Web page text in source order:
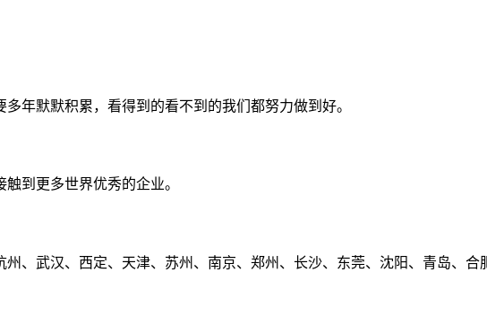
年默默积累，看得到的看不到的我们都努力做到好。
到更多世界优秀的企业。
、武汉、西定、天津、苏州、南京、郑州、长沙、东莞、沈阳、青岛、合